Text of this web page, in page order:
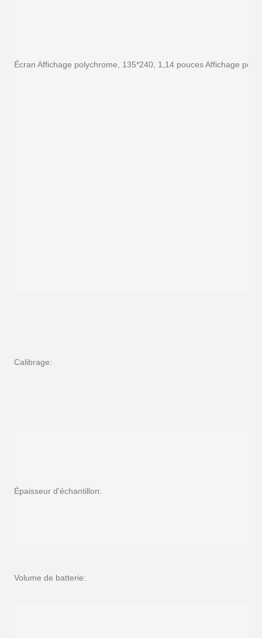
Écran Affichage polychrome, 135*240, 1,14 pouces Affichage
Calibrage:
Épaisseur d'échantillon:
Volume de batterie: